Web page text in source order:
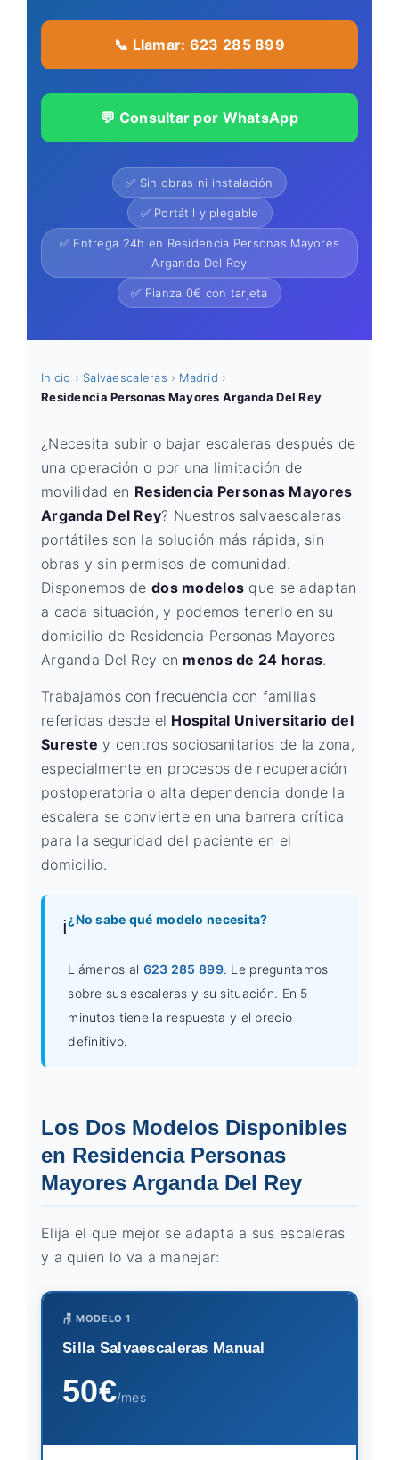
📞 Llamar: 623 285 899
💬 Consultar por WhatsApp
✅ Sin obras ni instalación
✅ Portátil y plegable
✅ Entrega 24h en Residencia Personas Mayores
Arganda Del Rey
✅ Fianza 0€ con tarjeta
Inicio › Salvaescaleras › Madrid ›
Residencia Personas Mayores Arganda Del Rey
¿Necesita subir o bajar escaleras después de
una operación o por una limitación de
movilidad en Residencia Personas Mayores
Arganda Del Rey? Nuestros salvaescaleras
portátiles son la solución más rápida, sin
obras y sin permisos de comunidad.
Disponemos de dos modelos que se adaptan
a cada situación, y podemos tenerlo en su
domicilio de Residencia Personas Mayores
Arganda Del Rey en menos de 24 horas.
Trabajamos con frecuencia con familias
referidas desde el Hospital Universitario del
Sureste y centros sociosanitarios de la zona,
especialmente en procesos de recuperación
postoperatoria o alta dependencia donde la
escalera se convierte en una barrera crítica
para la seguridad del paciente en el
domicilio.
ℹ️¿No sabe qué modelo necesita?
Llámenos al 623 285 899. Le preguntamos
sobre sus escaleras y su situación. En 5
minutos tiene la respuesta y el precio
definitivo.
Los Dos Modelos Disponibles
en Residencia Personas
Mayores Arganda Del Rey
Elija el que mejor se adapta a sus escaleras
y a quien lo va a manejar:
🪑 MODELO 1
Silla Salvaescaleras Manual
50€/mes